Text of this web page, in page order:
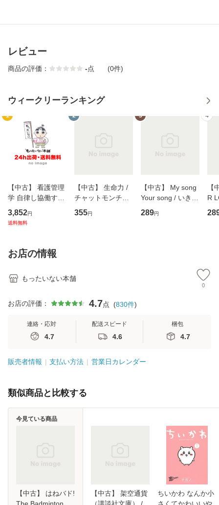
レビュー
商品の評価： -点 (0件)
ウィークリーランキング
1
【中古】 看護管理
学 自律し協働する
専門職の看護マネ
ジメントスキル 改
恵 藤本幸三 / 南江
堂 [単行
3,852円
送料無料
2
【中古】 生命力 /
チャットモンチー /
キューンレコード
[CD]【メール便送
355円
3
【中古】 My song
Your song / いきも
のがかり / [CD]
【メール便送料無
289円
4
【
R
産
お店の情報
もったいない本舗
0
お店の評価： 4.7点 (830件)
連絡・応対
4.7
配送スピード
4.6
梱包
4.7
販売者情報 支払い方法 営業日カレンダー
類似商品と比較する
【中古】 はねバド!
今見ている商品
【中古】 架空通貨
ちいかわ なんか小